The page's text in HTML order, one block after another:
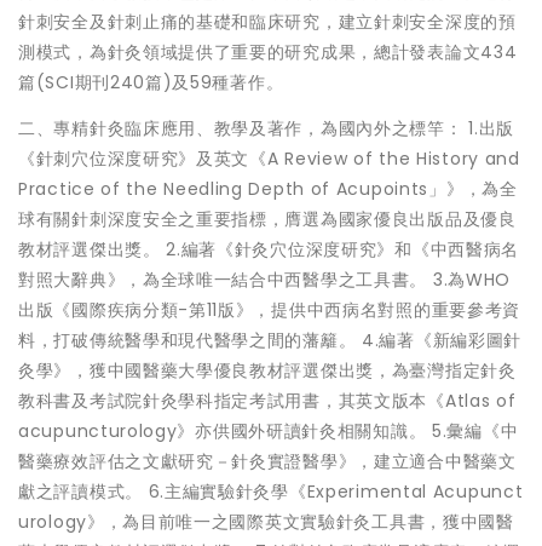
針刺安全及針刺止痛的基礎和臨床研究，建立針刺安全深度的預
測模式，為針灸領域提供了重要的研究成果，總計發表論文434
篇(SCI期刊240篇)及59種著作。
二、專精針灸臨床應用、教學及著作，為國內外之標竿： 1.出版
《針刺穴位深度研究》及英文《A Review of the History and
Practice of the Needling Depth of Acupoints」》，為全
球有關針刺深度安全之重要指標，膺選為國家優良出版品及優良
教材評選傑出獎。 2.編著《針灸穴位深度研究》和《中西醫病名
對照大辭典》，為全球唯一結合中西醫學之工具書。 3.為WHO
出版《國際疾病分類-第11版》，提供中西病名對照的重要參考資
料，打破傳統醫學和現代醫學之間的藩籬。 4.編著《新編彩圖針
灸學》，獲中國醫藥大學優良教材評選傑出獎，為臺灣指定針灸
教科書及考試院針灸學科指定考試用書，其英文版本《Atlas of
acupuncturology》亦供國外研讀針灸相關知識。 5.彙編《中
醫藥療效評估之文獻研究－針灸實證醫學》，建立適合中醫藥文
獻之評讀模式。 6.主編實驗針灸學《Experimental Acupunct
urology》，為目前唯一之國際英文實驗針灸工具書，獲中國醫